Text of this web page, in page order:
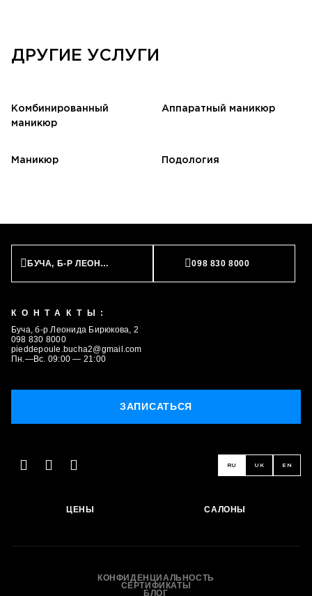
ДРУГИЕ УСЛУГИ
Комбинированный
маникюр
Аппаратный маникюр
Маникюр Подология
БУЧА, Б-Р ЛЕОНИДА БИРЮКОВА, 2 098 830 8000
КОНТАКТЫ:
Буча, б-р Леонида Бирюкова, 2
098 830 8000
pieddepoule.bucha2@gmail.com
Пн.—Вс. 09:00 — 21:00
ЗАПИСАТЬСЯ
RU UK EN
ЦЕНЫ САЛОНЫ
КОНФИДЕНЦИАЛЬНОСТЬ
СЕРТИФИКАТЫ
БЛОГ
ЗАПИСАТЬСЯ